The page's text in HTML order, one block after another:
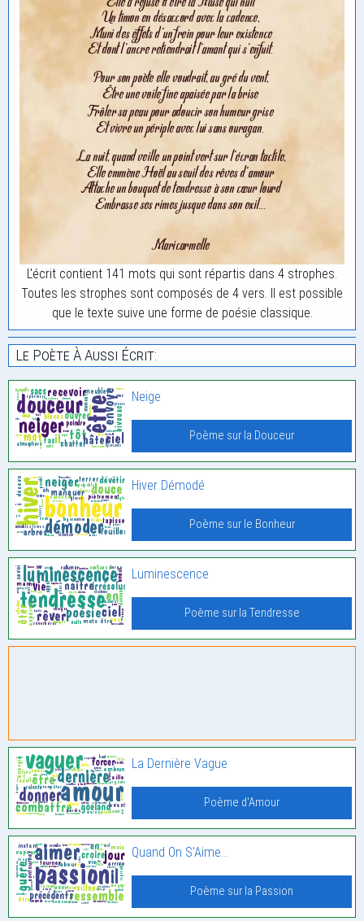
L'écrit contient 141 mots qui sont répartis dans 4 strophes.
Toutes les strophes sont composés de 4 vers. Il est possible
que le texte suive une forme de poésie classique.
Le Poète À Aussi Écrit:
Neige
Poème sur la Douceur
Hiver Démodé
Poème sur le Bonheur
Luminescence
Poème sur la Tendresse
La Dernière Vague
Poème d'Amour
Quand On S’Aime…
Poème sur la Passion